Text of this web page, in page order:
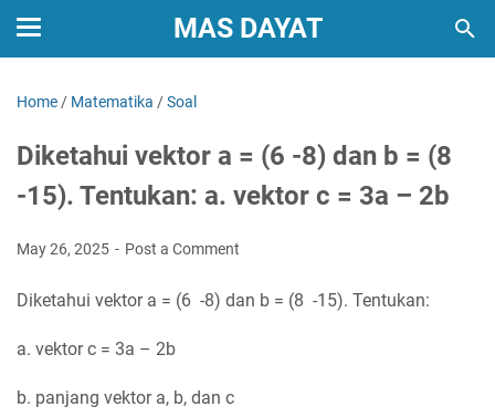
MAS DAYAT
Home / Matematika /Soal
Diketahui vektor a = (6 -8) dan b = (8
-15). Tentukan: a. vektor c = 3a – 2b
May 26, 2025 Post a Comment
Diketahui vektor a = (6 -8) dan b = (8 -15). Tentukan:
a. vektor c = 3a – 2b
b. panjang vektor a, b, dan c